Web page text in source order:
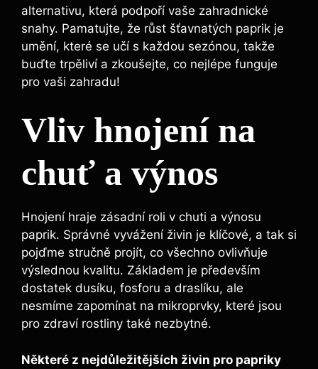
alternativu,​ která podpoří vaše zahradnické ​
snahy. ⁣Pamatujte, ⁢že růst ⁤šťavnatých paprik je​
umění, které se učí s každou sezónou, takže
⁣buďte trpěliví a zkoušejte,‌ co nejlépe funguje
⁤pro​ vaši zahradu!
Vliv hnojení‌ na
chuť a výnos
Hnojení hraje zásadní roli v chuti​ a výnosu
paprik. Správné vyvážení živin je klíčové, a tak si
pojďme⁢ stručně projít, ‍co všechno ovlivňuje
výslednou⁣ kvalitu. Základem ​je především
dostatek dusíku, fosforu a draslíku, ale ​
nesmíme zapomínat na mikroprvky, ‌které jsou
pro ⁤zdraví rostliny také nezbytné.
Některé z nejdůležitějších živin pro ‍papriky